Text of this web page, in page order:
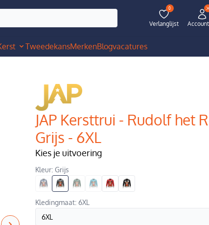
0
Verlanglijst Account
TweedekansMerkenBlogvacatures
JAP Kersttrui - Rudolf het
Grijs - 6XL
Kies je uitvoering
Kleur: Grijs
Kledingmaat: 6XL